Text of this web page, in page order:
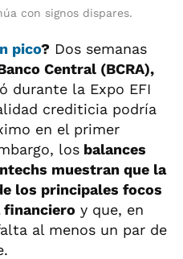
con signos dispares.
pico? Dos semanas
Central (BCRA),
durante la Expo EFI
crediticia podría
en el primer
los balances
muestran que la
los principales focos
financiero y que, en
al menos un par de